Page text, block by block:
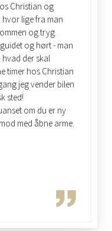
Christian og
hvor lige fra man
og tryg.
og hørt - man
hvad der skal
timer hos Christian
jeg vender bilen
sted!
om du er ny
med åbne arme.